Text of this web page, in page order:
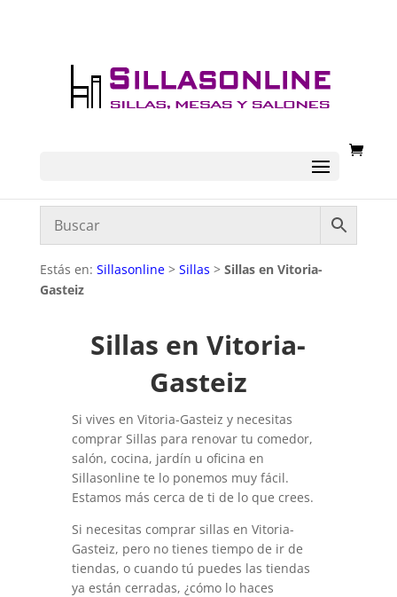
Estás en: Sillasonline> Sillas > Sillas en Vitoria-
Gasteiz
Sillas en Vitoria-
Gasteiz
Si vives en Vitoria-Gasteiz y necesitas
comprar Sillas para renovar tu comedor,
salón, cocina, jardín u oficina en
Sillasonline te lo ponemos muy fácil.
Estamos más cerca de ti de lo que crees.
Si necesitas comprar sillas en Vitoria-
Gasteiz, pero no tienes tiempo de ir de
tiendas, o cuando tú puedes las tiendas
ya están cerradas, ¿cómo lo haces